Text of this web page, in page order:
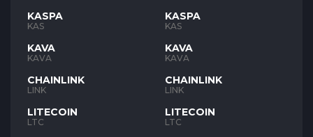
KASPA
KAS
KAVA
KAVA
CHAINLINK
LINK
LITECOIN
LTC
KASPA
KAS
KAVA
KAVA
CHAINLINK
LINK
LITECOIN
LTC